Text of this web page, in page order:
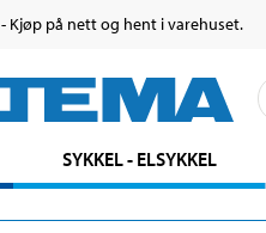
- Kjøp på nett og hent i varehuset.
SYKKEL - ELSYKKEL